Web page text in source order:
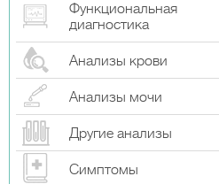
Функциональная
диагностика
Анализы крови
Анализы мочи
Другие анализы
Симптомы